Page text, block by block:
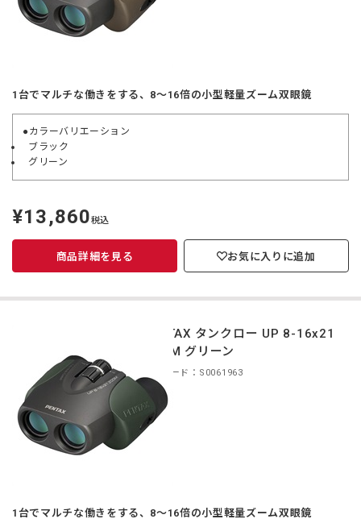
1台でマルチな働きをする、8〜16倍の小型軽量ズーム双眼鏡
●カラーバリエーション
ブラック
グリーン
定
価
¥13,860税込
商品詳細を見る お気に入りに追加
PENTAX タンクロー UP 8-16x21
ZOOM グリーン
商品コード：S0061963
1台でマルチな働きをする、8～16倍の小型軽量ズーム双眼鏡